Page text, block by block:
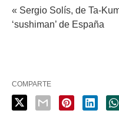
« Sergio Solís, de Ta-
‘sushiman’ de España
COMPARTE